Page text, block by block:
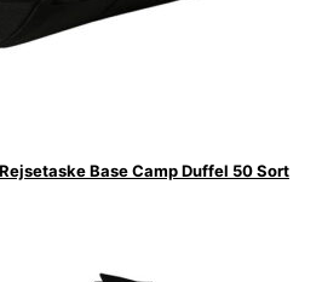
Base Camp Duffel 50 Sort